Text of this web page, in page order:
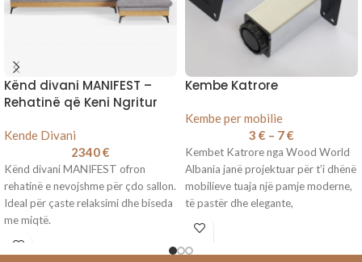
Kënd divani MANIFEST –
Rehatinë që Keni Ngritur
Kende Divani
2340€
Kënd divani MANIFEST ofron
rehatinë e nevojshme për çdo sallon.
Ideal për çaste relaksimi dhe biseda
me miqtë.
Kembe Katrore
Kembe per mobilie
3 € – 7€
Kembet Katrore nga Wood World
Albania janë projektuar për t’i dhënë
mobilieve tuaja një pamje moderne,
të pastër dhe elegante,